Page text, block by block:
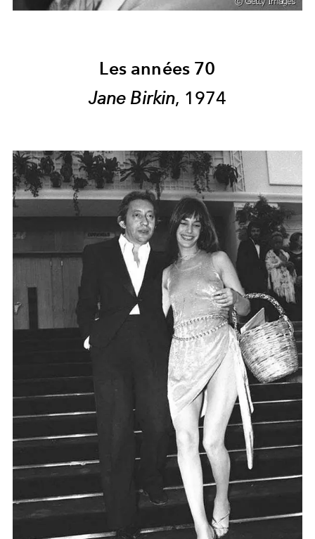
Les années 70
Jane Birkin, 1974